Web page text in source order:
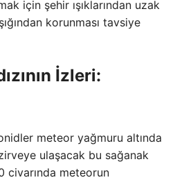
için şehir ışıklarından uzak
korunması tavsiye
İzleri:
meteor yağmuru altında
ulaşacak bu sağanak
civarında meteorun